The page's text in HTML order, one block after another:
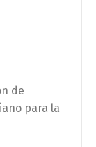
de
para la